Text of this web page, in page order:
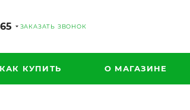
ЗАКАЗАТЬ ЗВОНОК
КАК КУПИТЬ О МАГАЗИНЕ